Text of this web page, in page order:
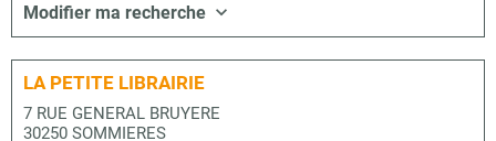
Modifier ma recherche
LA PETITE LIBRAIRIE
7 RUE GENERAL BRUYERE
30250 SOMMIERES